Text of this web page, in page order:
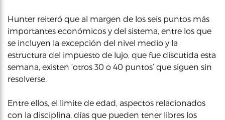
Hunter reiteró que al margen de los seis puntos más
importantes económicos y del sistema, entre los que
se incluyen la excepción del nivel medio y la
estructura del impuesto de lujo, que fue discutida esta
semana, existen ‘otros 30 o 40 puntos’ que siguen sin
resolverse.
Entre ellos, el limite de edad, aspectos relacionados
con la disciplina, días que pueden tener libres los